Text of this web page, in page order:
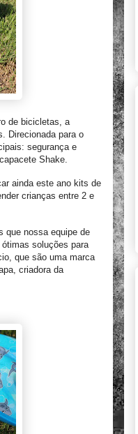
de bicicletas, a
Direcionada para o
segurança e
Shake.
ainda este ano kits de
crianças entre 2 e
que nossa equipe de
soluções para
que são uma marca
criadora da